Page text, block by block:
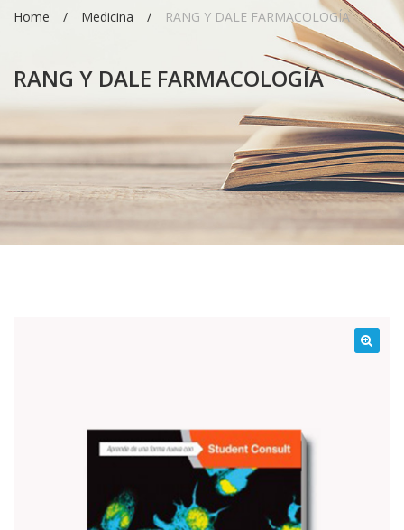
Home Medicina RANG Y DALE FARMACOLOGÍA
RANG Y DALE FARMACOLOGÍA